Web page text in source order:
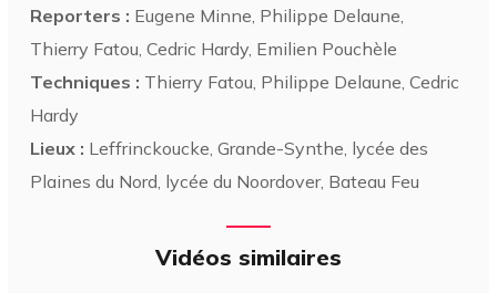
Reporters : Eugene Minne, Philippe Delaune,
Thierry Fatou, Cedric Hardy, Emilien Pouchèle
Techniques : Thierry Fatou, Philippe Delaune, Cedric
Hardy
Lieux : Leffrinckoucke, Grande-Synthe, lycée des
Plaines du Nord, lycée du Noordover, Bateau Feu
Vidéos similaires